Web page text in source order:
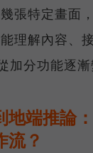
張特定畫面
理解內容、
加分功能逐漸
地端推論
流？